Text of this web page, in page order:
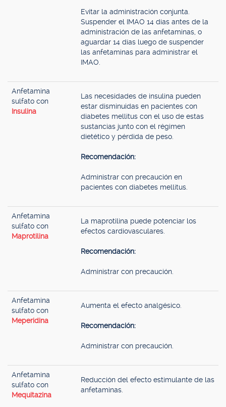
Evitar la administración conjunta.
Suspender el IMAO 14 días antes de la
administración de las anfetaminas, o
aguardar 14 días luego de suspender
las anfetaminas para administrar el
IMAO.
Anfetamina
sulfato con
Insulina
Las necesidades de insulina pueden
estar disminuidas en pacientes con
diabetes mellitus con el uso de estas
sustancias junto con el régimen
dietético y pérdida de peso.
Recomendación:
Administrar con precaución en
pacientes con diabetes mellitus.
Anfetamina
sulfato con
Maprotilina
La maprotilina puede potenciar los
efectos cardiovasculares.
Recomendación:
Administrar con precaución.
Anfetamina
sulfato con
Meperidina
Aumenta el efecto analgésico.
Recomendación:
Administrar con precaución.
Anfetamina
sulfato con
Mequitazina
Reducción del efecto estimulante de las
anfetaminas.